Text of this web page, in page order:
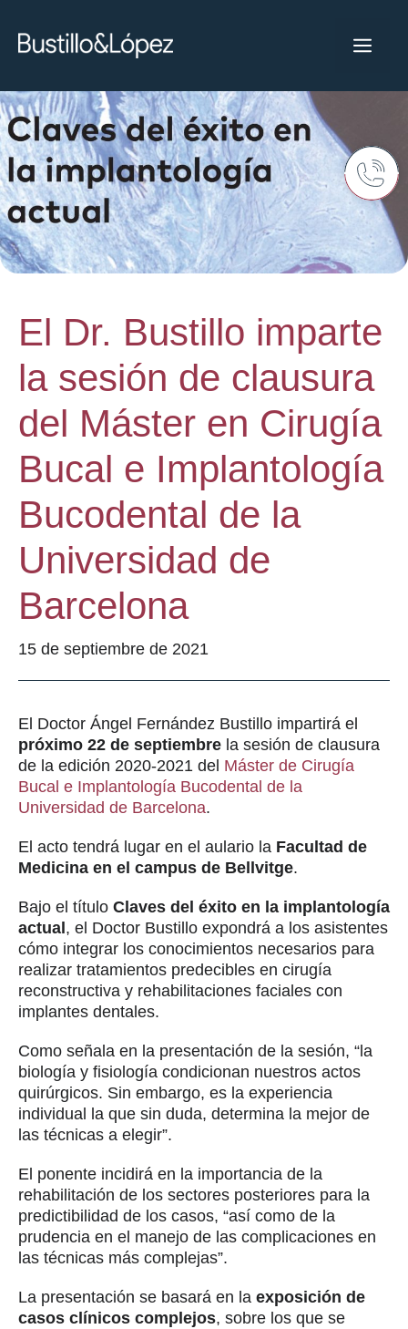
El Dr. Bustillo imparte
la sesión de clausura
del Máster en Cirugía
Bucal e Implantología
Bucodental de la
Universidad de
Barcelona
15 de septiembre de 2021
El Doctor Ángel Fernández Bustillo impartirá el
próximo 22 de septiembre la sesión de clausura
de la edición 2020-2021 del Máster de Cirugía
Bucal e Implantología Bucodental de la
Universidad de Barcelona.
El acto tendrá lugar en el aulario la Facultad de
Medicina en el campus de Bellvitge.
Bajo el título Claves del éxito en la implantología
actual , el Doctor Bustillo expondrá a los asistentes
cómo integrar los conocimientos necesarios para
realizar tratamientos predecibles en cirugía
reconstructiva y rehabilitaciones faciales con
implantes dentales.
Como señala en la presentación de la sesión, “la
biología y fisiología condicionan nuestros actos
quirúrgicos. Sin embargo, es la experiencia
individual la que sin duda, determina la mejor de
las técnicas a elegir”.
El ponente incidirá en la importancia de la
rehabilitación de los sectores posteriores para la
predictibilidad de los casos, “así como de la
prudencia en el manejo de las complicaciones en
las técnicas más complejas”.
La presentación se basará en la exposición de
casos clínicos complejos, sobre los que se